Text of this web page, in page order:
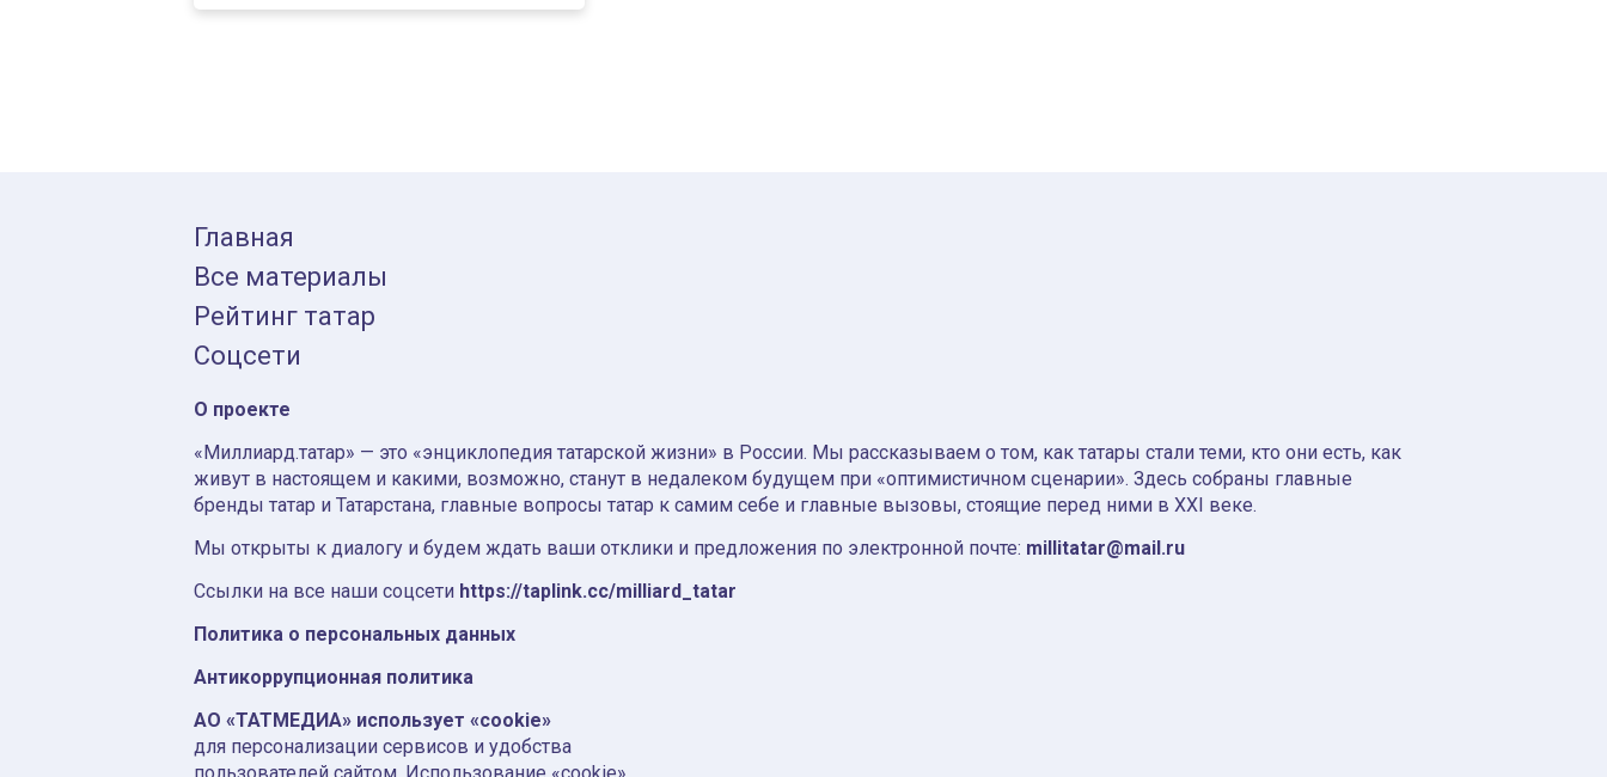
Главная
Все материалы
Рейтинг татар
Соцсети
О проекте
«Миллиард.татар» — это «энциклопедия татарской жизни» в России. Мы рассказываем о том, как татары стали теми, кто они есть, как
живут в настоящем и какими, возможно, станут в недалеком будущем при «оптимистичном сценарии». Здесь собраны главные
бренды татар и Татарстана, главные вопросы татар к самим себе и главные вызовы, стоящие перед ними в XXI веке.
Мы открыты к диалогу и будем ждать ваши отклики и предложения по электронной почте: millitatar@mail.ru
Ссылки на все наши соцсети https://taplink.cc/milliard_tatar
Политика о персональных данных
Антикоррупционная политика
АО «ТАТМЕДИА» использует «cookie»
для персонализации сервисов и удобства